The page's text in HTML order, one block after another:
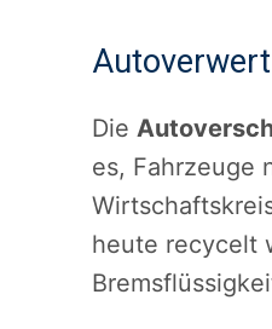
Die
es, Fahrzeuge
heute recycelt